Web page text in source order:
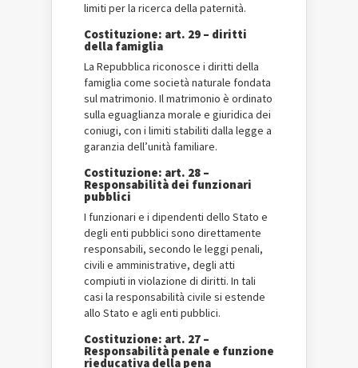
limiti per la ricerca della paternità.
Costituzione: art. 29 – diritti
della famiglia
La Repubblica riconosce i diritti della
famiglia come società naturale fondata
sul matrimonio. Il matrimonio è ordinato
sulla eguaglianza morale e giuridica dei
coniugi, con i limiti stabiliti dalla legge a
garanzia dell’unità familiare.
Costituzione: art. 28 –
Responsabilità dei funzionari
pubblici
I funzionari e i dipendenti dello Stato e
degli enti pubblici sono direttamente
responsabili, secondo le leggi penali,
civili e amministrative, degli atti
compiuti in violazione di diritti. In tali
casi la responsabilità civile si estende
allo Stato e agli enti pubblici.
Costituzione: art. 27 –
Responsabilità penale e funzione
rieducativa della pena